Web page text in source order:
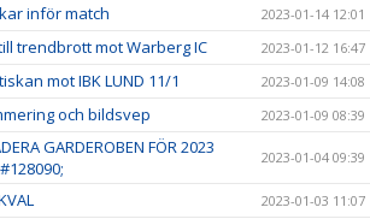
inför match 2023-01-14 12:01
trendbrott mot Warberg IC 2023-01-12 16:47
mot IBK LUND 11/1 2023-01-09 14:08
och bildsvep 2023-01-09 08:39
GARDEROBEN FÖR 2023
2023-01-04 09:39
2023-01-03 11:07